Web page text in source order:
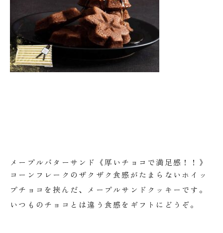
メープルバターサンド《厚いチョコで満足感！！》
コーンフレークのザクザク食感がたまらないホイッ
プチョコを挟んだ、メープルサンドクッキーです。
いつものチョコとは違う食感をギフトにどうぞ。